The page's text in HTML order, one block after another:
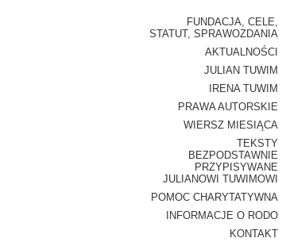
FUNDACJA, CELE,
STATUT, SPRAWOZDANIA
AKTUALNOŚCI
JULIAN TUWIM
IRENA TUWIM
PRAWA AUTORSKIE
WIERSZ MIESIĄCA
TEKSTY
BEZPODSTAWNIE
PRZYPISYWANE
JULIANOWI TUWIMOWI
POMOC CHARYTATYWNA
INFORMACJE O RODO
KONTAKT